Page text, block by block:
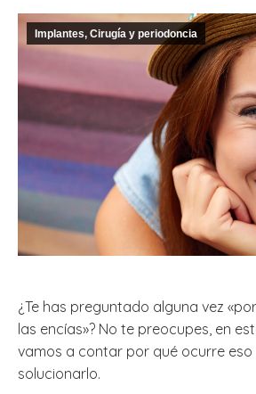
Implantes, Cirugía y periodoncia
¿Te has preguntado alguna vez
las encías»? No te preocupes, en
vamos a contar por qué ocurre eso
solucionarlo.